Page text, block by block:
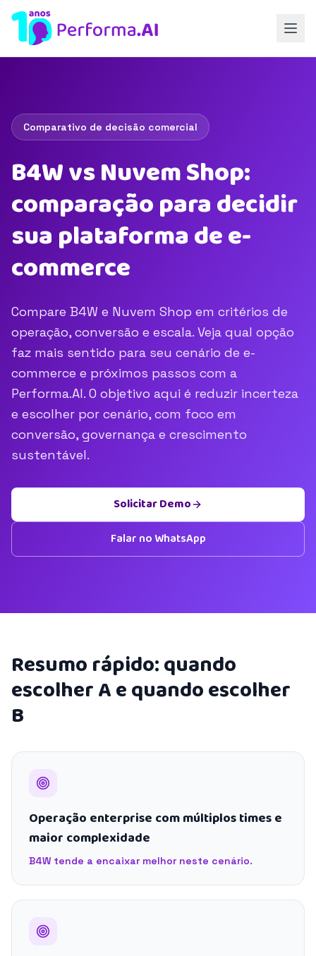
Comparativo de decisão comercial
B4W vs Nuvem Shop:
comparação para decidir
sua plataforma de e-
commerce
Compare B4W e Nuvem Shop em critérios de
operação, conversão e escala. Veja qual opção
faz mais sentido para seu cenário de e-
commerce e próximos passos com a
Performa.AI. O objetivo aqui é reduzir incerteza
e escolher por cenário, com foco em
conversão, governança e crescimento
sustentável.
Solicitar Demo
Falar no WhatsApp
Resumo rápido: quando
escolher A e quando escolher
B
Operação enterprise com múltiplos times e
maior complexidade
B4W tende a encaixar melhor neste cenário.